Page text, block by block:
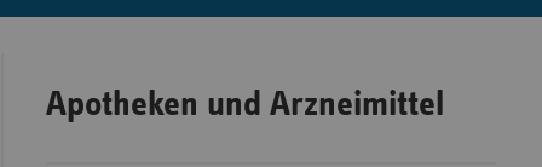
Apotheken und Arzneimittel